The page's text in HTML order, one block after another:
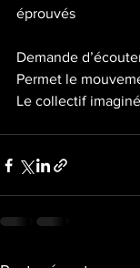
éprouvés
Demande
Permet le
Le collectif imaginé